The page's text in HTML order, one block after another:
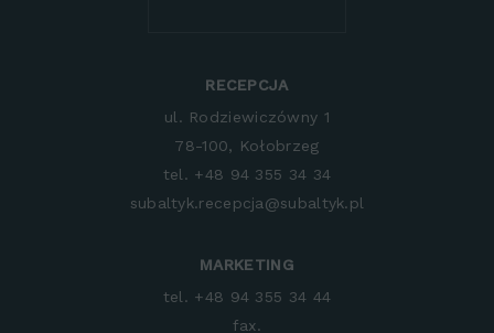
RECEPCJA
ul. Rodziewiczówny 1
78-100, Kołobrzeg
tel. +48 94 355 34 34
subaltyk.recepcja@subaltyk.pl
MARKETING
tel. +48 94 355 34 44
fax.